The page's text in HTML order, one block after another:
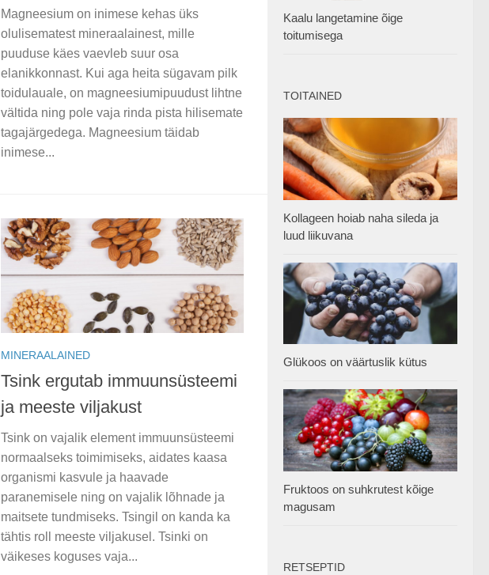
Magneesium on inimese kehas üks
olulisematest mineraalainest, mille
puuduse käes vaevleb suur osa
elanikkonnast. Kui aga heita sügavam pilk
toidulauale, on magneesiumipuudust lihtne
vältida ning pole vaja rinda pista hilisemate
tagajärgedega. Magneesium täidab
inimese...
MINERAALAINED
Tsink ergutab immuunsüsteemi
ja meeste viljakust
Tsink on vajalik element immuunsüsteemi
normaalseks toimimiseks, aidates kaasa
organismi kasvule ja haavade
paranemisele ning on vajalik lõhnade ja
maitsete tundmiseks. Tsingil on kanda ka
tähtis roll meeste viljakusel. Tsinki on
väikeses koguses vaja...
Kaalu langetamine õige
toitumisega
TOITAINED
Kollageen hoiab naha sileda ja
luud liikuvana
Glükoos on väärtuslik kütus
Fruktoos on suhkrutest kõige
magusam
RETSEPTID